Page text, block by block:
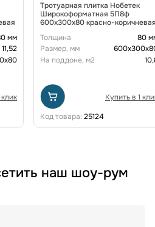
мм
11,52
Тротуарная плитка Нобетек
Широкоформатная 5П8ф
600x300x80 красно-
Толщина
80
Размер, мм
На поддоне, м2
Купить в 1
Код товара: 25124
наш шоу-рум